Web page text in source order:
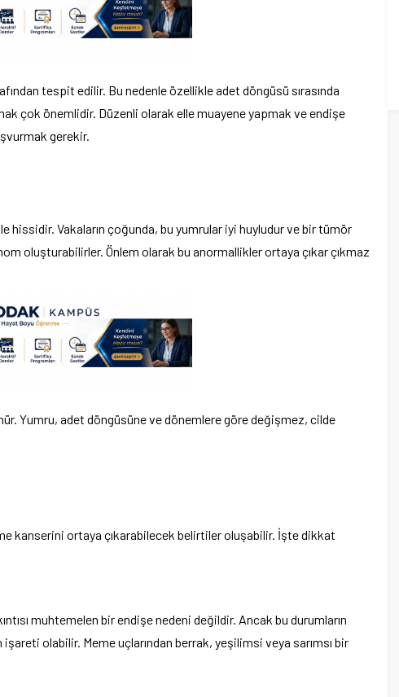
tespit edilir. Bu nedenle özellikle adet döngüsü sırasında
çok önemlidir. Düzenli olarak elle muayene yapmak ve endişe
gerekir.
hissidir. Vakaların çoğunda, bu yumrular iyi huyludur ve bir tümör
oluşturabilirler. Önlem olarak bu anormallikler ortaya çıkar çıkmaz
Yumru, adet döngüsüne ve dönemlere göre değişmez, cilde
kanserini ortaya çıkarabilecek belirtiler oluşabilir. İşte dikkat
muhtemelen bir endişe nedeni değildir. Ancak bu durumların
işareti olabilir. Meme uçlarından berrak, yeşilimsi veya sarımsı bir